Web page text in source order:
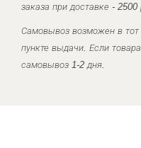
заказа при доставке - 2500
Самовывоз возможен в
пункте выдачи. Если
самовывоз 1-2 дня.